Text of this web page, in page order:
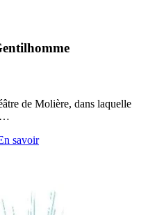
de Molière, dans laquelle
savoir